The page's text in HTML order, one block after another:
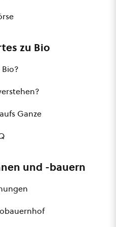
zu Bio
Bio?
Ganze
und -bauern